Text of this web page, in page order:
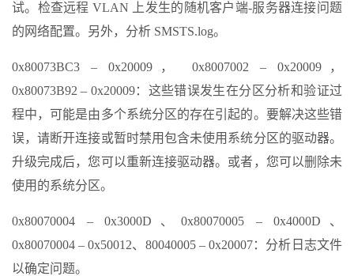
试。检查远程 VLAN 上发生的随机客户端-服务器连接问题
的网络配置。另外，分析 SMSTS.log。
0x80073BC3 – 0x20009， 0x8007002 – 0x20009，
0x80073B92 – 0x20009：这些错误发生在分区分析和验证过
程中，可能是由多个系统分区的存在引起的。要解决这些错
误，请断开连接或暂时禁用包含未使用系统分区的驱动器。
升级完成后，您可以重新连接驱动器。或者，您可以删除未
使用的系统分区。
0x80070004 – 0x3000D、0x80070005 – 0x4000D、
0x80070004 – 0x50012、80040005 – 0x20007：分析日志文件
以确定问题。